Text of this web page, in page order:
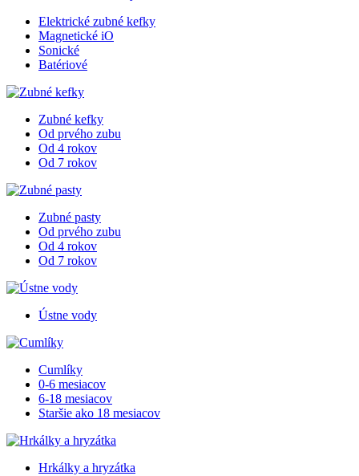
Elektrické zubné kefky
Magnetické iO
Sonické
Batériové
Zubné kefky
Od prvého zubu
Od 4 rokov
Od 7 rokov
Zubné pasty
Od prvého zubu
Od 4 rokov
Od 7 rokov
Ústne vody
Cumlíky
0-6 mesiacov
6-18 mesiacov
Staršie ako 18 mesiacov
Hrkálky a hryzátka